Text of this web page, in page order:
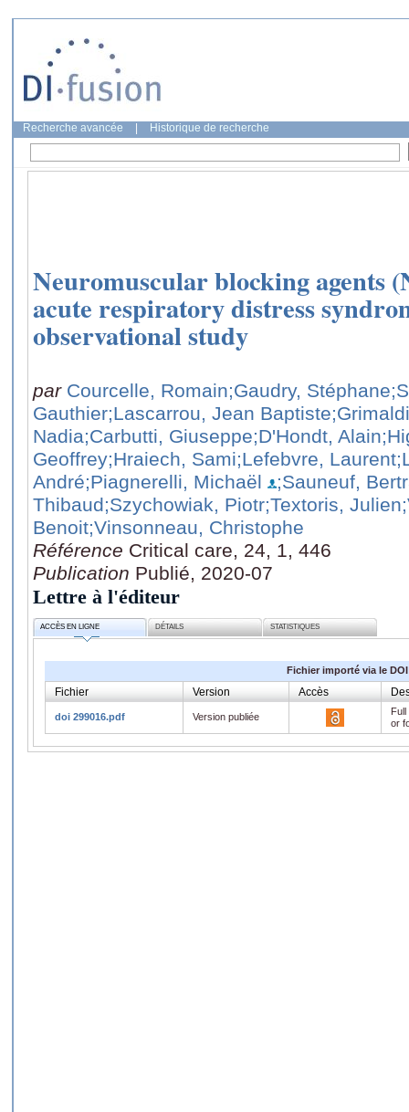
Recherche avancée Historique de recherche
Neuromuscular blocking agents
acute respiratory distress
observational study
par Courcelle, Romain;Gaudry, Stéphane
Gauthier;Lascarrou, Jean Baptiste
Nadia;Carbutti, Giuseppe;D'Hondt, Alain
Geoffrey;Hraiech, Sami;Lefebvre, Laurent
André;Piagnerelli, Michaël
;Sauneuf,
Thibaud;Szychowiak, Piotr;Textoris, Julien
Benoit;Vinsonneau, Christophe
Référence Critical care, 24, 1, 446
Publication Publié, 2020-07
Lettre à l'éditeur
ACCÈS EN LIGNE DÉTAILS STATISTIQUES
Fichier importé via le DOI
Fichier Version Accès
doi 299016.pdf Version publiée
or